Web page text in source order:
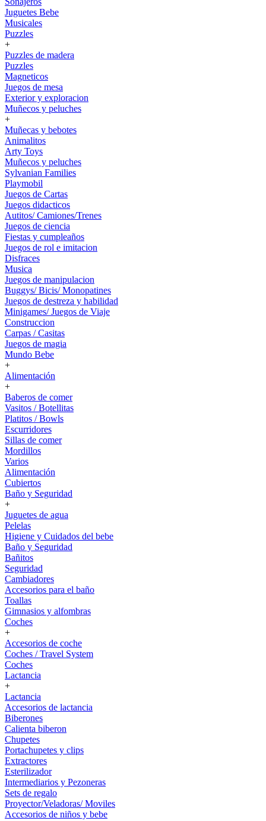
Juguetes Bebe
Musicales
Puzzles
+
Puzzles de madera
Puzzles
Magneticos
Juegos de mesa
Exterior y exploracion
Muñecos y peluches
+
Muñecas y bebotes
Animalitos
Arty Toys
Muñecos y peluches
Sylvanian Families
Playmobil
Juegos de Cartas
Juegos didacticos
Autitos/ Camiones/Trenes
Juegos de ciencia
Fiestas y cumpleaños
Juegos de rol e imitacion
Disfraces
Musica
Juegos de manipulacion
Buggys/ Bicis/ Monopatines
Juegos de destreza y habilidad
Minigames/ Juegos de Viaje
Construccion
Carpas / Casitas
Juegos de magia
Mundo Bebe
+
Alimentación
+
Baberos de comer
Vasitos / Botellitas
Platitos / Bowls
Escurridores
Sillas de comer
Mordillos
Varios
Alimentación
Cubiertos
Baño y Seguridad
+
Juguetes de agua
Pelelas
Higiene y Cuidados del bebe
Baño y Seguridad
Bañitos
Seguridad
Cambiadores
Accesorios para el baño
Toallas
Gimnasios y alfombras
Coches
+
Accesorios de coche
Coches / Travel System
Coches
Lactancia
+
Lactancia
Accesorios de lactancia
Biberones
Calienta biberon
Chupetes
Portachupetes y clips
Extractores
Esterilizador
Intermediarios y Pezoneras
Sets de regalo
Proyector/Veladoras/ Moviles
Accesorios de niños y bebe